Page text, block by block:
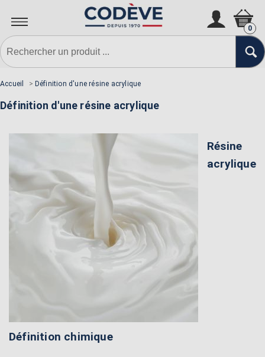
0
Accueil > Définition d'une résine acrylique
Définition d'une résine acrylique
Résine
acrylique
Définition chimique